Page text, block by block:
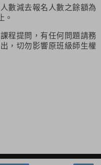
數減去報名人數之餘額為
。
程提問，有任何問題請務
，切勿影響原班級師生權